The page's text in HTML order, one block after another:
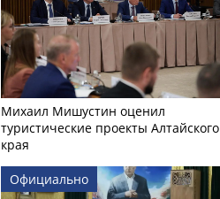
Михаил Мишустин оценил
туристические проекты Алтайского
края
Официально